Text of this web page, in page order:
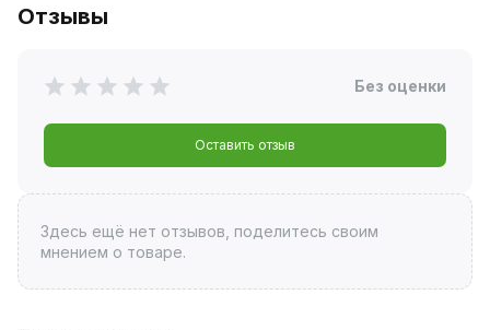
Отзывы
Без оценки
Оставить отзыв
Здесь ещё нет отзывов, поделитесь своим
мнением о товаре.